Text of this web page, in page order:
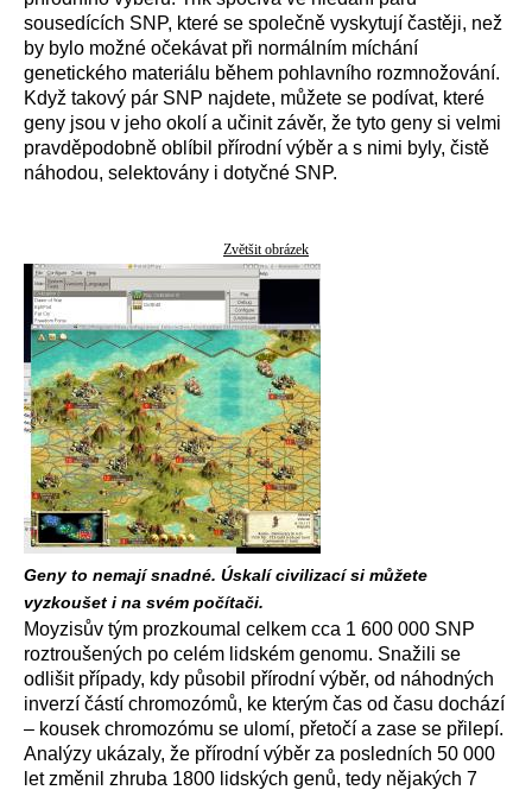
sousedících SNP, které se společně vyskytují častěji, než
by bylo možné očekávat při normálním míchání
genetického materiálu během pohlavního rozmnožování.
Když takový pár SNP najdete, můžete se podívat, které
geny jsou v jeho okolí a učinit závěr, že tyto geny si velmi
pravděpodobně oblíbil přírodní výběr a s nimi byly, čistě
náhodou, selektovány i dotyčné SNP.
Zvětšit obrázek
Geny to nemají snadné. Úskalí civilizací si můžete
vyzkoušet i na svém počítači.
Moyzisův tým prozkoumal celkem cca 1 600 000 SNP
roztroušených po celém lidském genomu. Snažili se
odlišit případy, kdy působil přírodní výběr, od náhodných
inverzí částí chromozómů, ke kterým čas od času dochází
– kousek chromozómu se ulomí, přetočí a zase se přilepí.
Analýzy ukázaly, že přírodní výběr za posledních 50 000
let změnil zhruba 1800 lidských genů, tedy nějakých 7